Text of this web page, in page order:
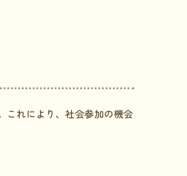
これにより、社会参加の機会